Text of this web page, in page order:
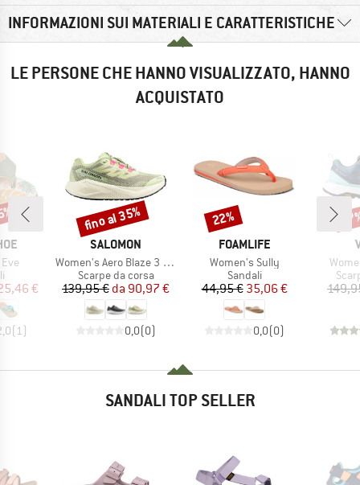
INFORMAZIONI SUI MATERIALI E CARATTERISTICHE
LE PERSONE CHE HANNO VISUALIZZATO, HANNO
ACQUISTATO
di prodotti
ridotto
€
(1 )
MARCHIO
SALOMON
Articolo
Women's Aero Blaze 3 Grvl
Gruppo di prodotti
Scarpe da corsa
Prezzo
139,95 € Prezzo ridotto
da 90,97 €
0,0(0)
Sconto
fino al 35%
MARCHIO
FOAMLIFE
Articolo
Women's Sully
Gruppo di prodotti
Sandali
Prezzo
44,95 €Prezzo ridotto
35,06 €
0,0(0)
Sconto
22%
SANDALI TOP SELLER